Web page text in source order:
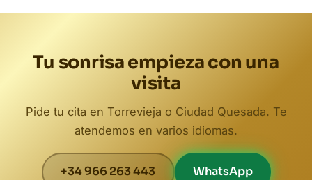
Tu sonrisa empieza con una
visita
Pide tu cita en Torrevieja o Ciudad Quesada. Te
atendemos en varios idiomas.
+34 966 263 443 WhatsApp